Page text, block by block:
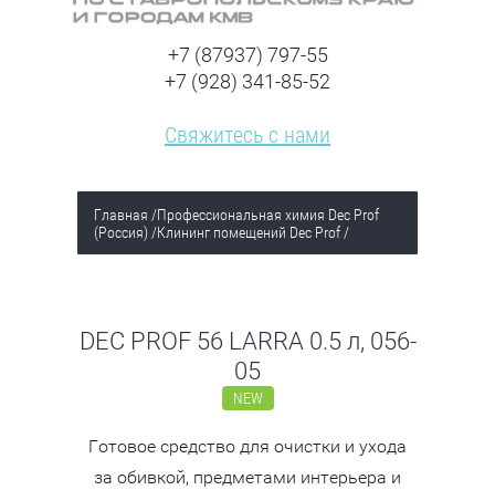
+7 (87937) 797-55
+7 (928) 341-85-52
Свяжитесь с нами
Главная /Профессиональная химия Dec Prof
(Россия) /Клининг помещений Dec Prof/
DEC PROF 56 LARRA 0.5 л, 056-
05
NEW
Готовое средство для очистки и ухода
за обивкой, предметами интерьера и